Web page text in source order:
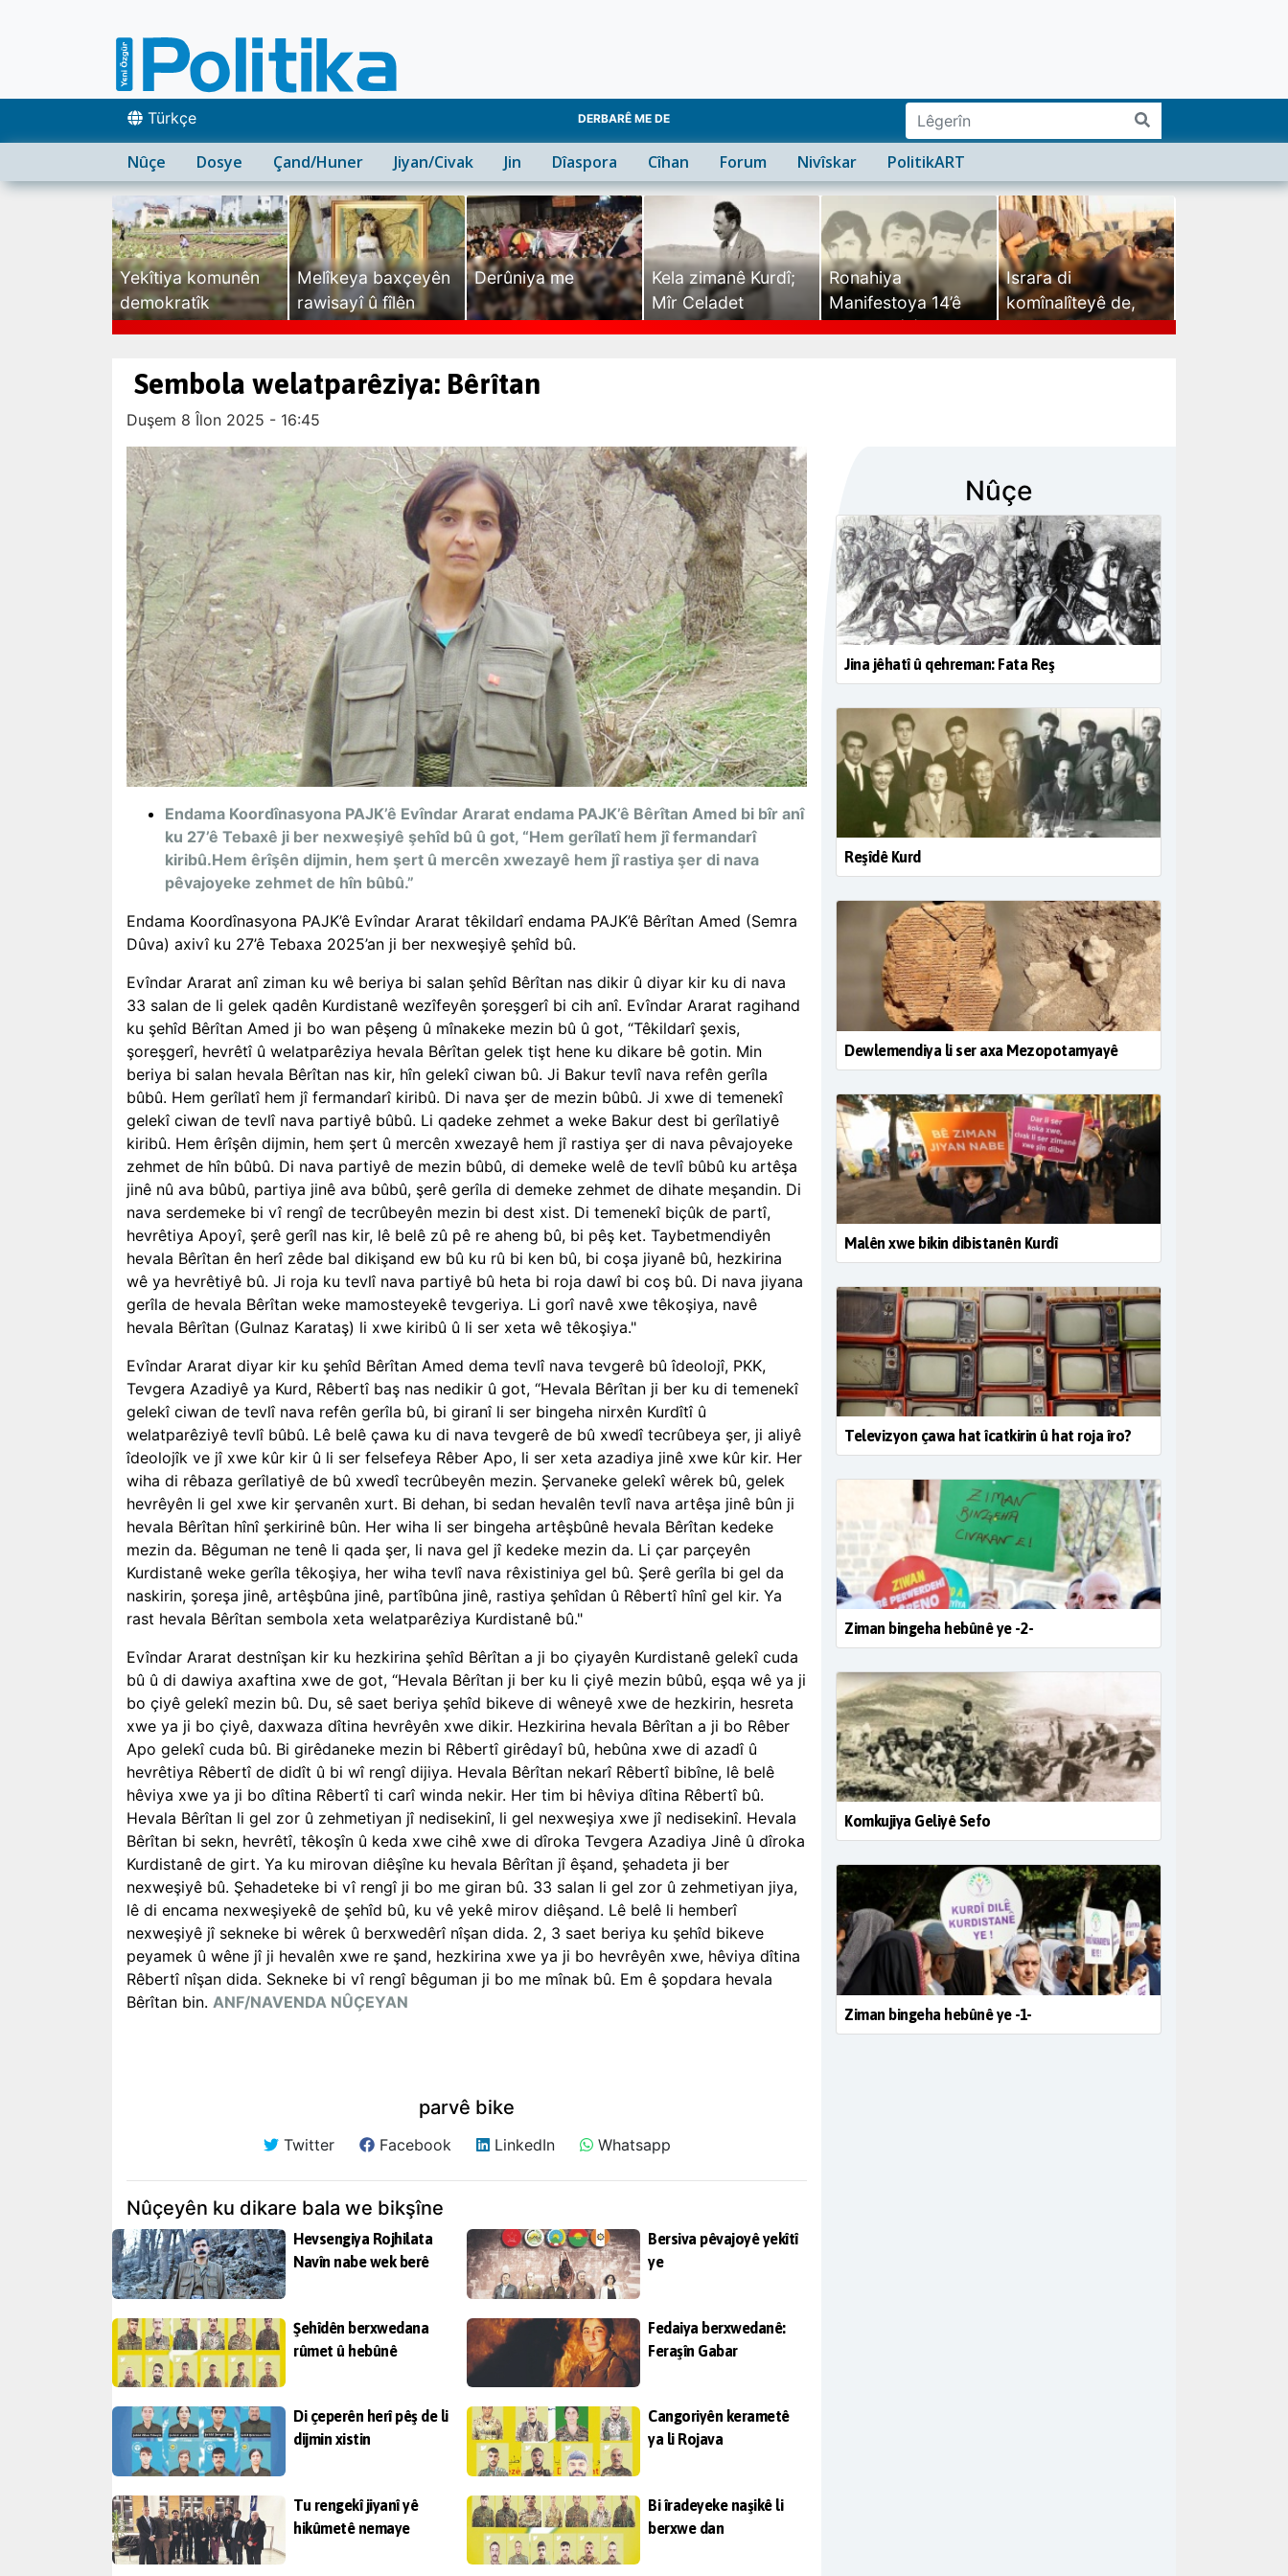
Türkçe DERBARÊ ME DE
Nûçe Dosye Çand/Huner Jiyan/Civak Jin Dîaspora Cîhan Forum Nivîskar PolitikART
Yekîtiya komunên
demokratîk
Melîkeya baxçeyên
rawisayî û fîlên
Derûniya me
Kela zimanê Kurdî;
Mîr Celadet
Ronahiya
Manifestoya 14’ê
Israra di
komînalîteyê de,
Sembola welatparêziya: Bêrîtan
Duşem 8 Îlon 2025 - 16:45
Endama Koordînasyona PAJK’ê Evîndar Ararat endama PAJK’ê Bêrîtan Amed bi bîr anî
ku 27’ê Tebaxê ji ber nexweşiyê şehîd bû û got, “Hem gerîlatî hem jî fermandarî
kiribû.Hem êrîşên dijmin, hem şert û mercên xwezayê hem jî rastiya şer di nava
pêvajoyeke zehmet de hîn bûbû.”
Endama Koordînasyona PAJK’ê Evîndar Ararat têkildarî endama PAJK’ê Bêrîtan Amed (Semra
Dûva) axivî ku 27’ê Tebaxa 2025’an ji ber nexweşiyê şehîd bû.
Evîndar Ararat anî ziman ku wê beriya bi salan şehîd Bêrîtan nas dikir û diyar kir ku di nava
33 salan de li gelek qadên Kurdistanê wezîfeyên şoreşgerî bi cih anî. Evîndar Ararat ragihand
ku şehîd Bêrîtan Amed ji bo wan pêşeng û mînakeke mezin bû û got, “Têkildarî şexis,
şoreşgerî, hevrêtî û welatparêziya hevala Bêrîtan gelek tişt hene ku dikare bê gotin. Min
beriya bi salan hevala Bêrîtan nas kir, hîn gelekî ciwan bû. Ji Bakur tevlî nava refên gerîla
bûbû. Hem gerîlatî hem jî fermandarî kiribû. Di nava şer de mezin bûbû. Ji xwe di temenekî
gelekî ciwan de tevlî nava partiyê bûbû. Li qadeke zehmet a weke Bakur dest bi gerîlatiyê
kiribû. Hem êrîşên dijmin, hem şert û mercên xwezayê hem jî rastiya şer di nava pêvajoyeke
zehmet de hîn bûbû. Di nava partiyê de mezin bûbû, di demeke welê de tevlî bûbû ku artêşa
jinê nû ava bûbû, partiya jinê ava bûbû, şerê gerîla di demeke zehmet de dihate meşandin. Di
nava serdemeke bi vî rengî de tecrûbeyên mezin bi dest xist. Di temenekî biçûk de partî,
hevrêtiya Apoyî, şerê gerîl nas kir, lê belê zû pê re aheng bû, bi pêş ket. Taybetmendiyên
hevala Bêrîtan ên herî zêde bal dikişand ew bû ku rû bi ken bû, bi coşa jiyanê bû, hezkirina
wê ya hevrêtiyê bû. Ji roja ku tevlî nava partiyê bû heta bi roja dawî bi coş bû. Di nava jiyana
gerîla de hevala Bêrîtan weke mamosteyekê tevgeriya. Li gorî navê xwe têkoşiya, navê
hevala Bêrîtan (Gulnaz Karataş) li xwe kiribû û li ser xeta wê têkoşiya."
Evîndar Ararat diyar kir ku şehîd Bêrîtan Amed dema tevlî nava tevgerê bû îdeolojî, PKK,
Tevgera Azadiyê ya Kurd, Rêbertî baş nas nedikir û got, “Hevala Bêrîtan ji ber ku di temenekî
gelekî ciwan de tevlî nava refên gerîla bû, bi giranî li ser bingeha nirxên Kurdîtî û
welatparêziyê tevlî bûbû. Lê belê çawa ku di nava tevgerê de bû xwedî tecrûbeya şer, ji aliyê
îdeolojîk ve jî xwe kûr kir û li ser felsefeya Rêber Apo, li ser xeta azadiya jinê xwe kûr kir. Her
wiha di rêbaza gerîlatiyê de bû xwedî tecrûbeyên mezin. Şervaneke gelekî wêrek bû, gelek
hevrêyên li gel xwe kir şervanên xurt. Bi dehan, bi sedan hevalên tevlî nava artêşa jinê bûn ji
hevala Bêrîtan hînî şerkirinê bûn. Her wiha li ser bingeha artêşbûnê hevala Bêrîtan kedeke
mezin da. Bêguman ne tenê li qada şer, li nava gel jî kedeke mezin da. Li çar parçeyên
Kurdistanê weke gerîla têkoşiya, her wiha tevlî nava rêxistiniya gel bû. Şerê gerîla bi gel da
naskirin, şoreşa jinê, artêşbûna jinê, partîbûna jinê, rastiya şehîdan û Rêbertî hînî gel kir. Ya
rast hevala Bêrîtan sembola xeta welatparêziya Kurdistanê bû."
Evîndar Ararat destnîşan kir ku hezkirina şehîd Bêrîtan a ji bo çiyayên Kurdistanê gelekî cuda
bû û di dawiya axaftina xwe de got, “Hevala Bêrîtan ji ber ku li çiyê mezin bûbû, eşqa wê ya ji
bo çiyê gelekî mezin bû. Du, sê saet beriya şehîd bikeve di wêneyê xwe de hezkirin, hesreta
xwe ya ji bo çiyê, daxwaza dîtina hevrêyên xwe dikir. Hezkirina hevala Bêrîtan a ji bo Rêber
Apo gelekî cuda bû. Bi girêdaneke mezin bi Rêbertî girêdayî bû, hebûna xwe di azadî û
hevrêtiya Rêbertî de didît û bi wî rengî dijiya. Hevala Bêrîtan nekarî Rêbertî bibîne, lê belê
hêviya xwe ya ji bo dîtina Rêbertî ti carî winda nekir. Her tim bi hêviya dîtina Rêbertî bû.
Hevala Bêrîtan li gel zor û zehmetiyan jî nedisekinî, li gel nexweşiya xwe jî nedisekinî. Hevala
Bêrîtan bi sekn, hevrêtî, têkoşîn û keda xwe cihê xwe di dîroka Tevgera Azadiya Jinê û dîroka
Kurdistanê de girt. Ya ku mirovan diêşîne ku hevala Bêrîtan jî êşand, şehadeta ji ber
nexweşiyê bû. Şehadeteke bi vî rengî ji bo me giran bû. 33 salan li gel zor û zehmetiyan jiya,
lê di encama nexweşiyekê de şehîd bû, ku vê yekê mirov diêşand. Lê belê li hemberî
nexweşiyê jî sekneke bi wêrek û berxwedêrî nîşan dida. 2, 3 saet beriya ku şehîd bikeve
peyamek û wêne jî ji hevalên xwe re şand, hezkirina xwe ya ji bo hevrêyên xwe, hêviya dîtina
Rêbertî nîşan dida. Sekneke bi vî rengî bêguman ji bo me mînak bû. Em ê şopdara hevala
Bêrîtan bin. ANF/NAVENDA NÛÇEYAN
parvê bike
Twitter Facebook LinkedIn Whatsapp
Nûçeyên ku dikare bala we bikşîne
Hevsengiya Rojhilata
Navîn nabe wek berê
Bersiva pêvajoyê yekîtî
ye
Şehîdên berxwedana
rûmet û hebûnê
Fedaiya berxwedanê:
Feraşîn Gabar
Di çeperên herî pêş de li
dijmin xistin
Cangoriyên kerametê
ya li Rojava
Tu rengekî jiyanî yê
hikûmetê nemaye
Bi îradeyeke naşikê li
berxwe dan
Nûçe
Jina jêhatî û qehreman: Fata Reş
Reşîdê Kurd
Dewlemendiya li ser axa Mezopotamyayê
Malên xwe bikin dibistanên Kurdî
Televizyon çawa hat îcatkirin û hat roja îro?
Ziman bingeha hebûnê ye -2-
Komkujiya Geliyê Sefo
Ziman bingeha hebûnê ye -1-